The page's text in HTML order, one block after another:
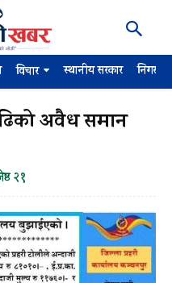
विचार स्थानीय सरकार
अवैध समान
२१